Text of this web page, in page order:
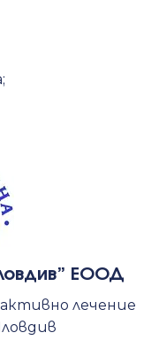
ЕООД
лечение